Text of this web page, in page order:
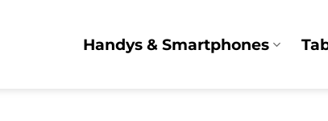
Handys & Smartphones